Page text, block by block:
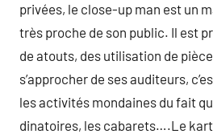
privées, le close-up man est un
très proche de son public. Il est
de atouts, des utilisation de
s’approcher de ses auditeurs,
les activités mondaines du fait
dinatoires, les cabarets….Le